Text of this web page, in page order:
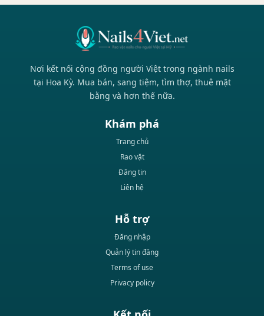
Nơi kết nối cộng đồng người Việt trong ngành nails
tại Hoa Kỳ. Mua bán, sang tiệm, tìm thợ, thuê mặt
bằng và hơn thế nữa.
Khám phá
Trang chủ
Rao vặt
Đăng tin
Liên hệ
Hỗ trợ
Đăng nhập
Quản lý tin đăng
Terms of use
Privacy policy